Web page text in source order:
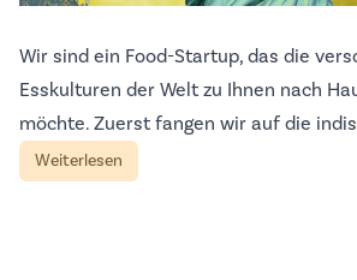
Wir sind ein Food-Startup, das die
Esskulturen der Welt zu Ihnen nach
möchte. Zuerst fangen wir auf die
Weiterlesen